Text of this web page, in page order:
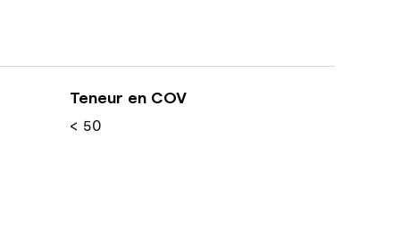
Teneur en COV
< 50